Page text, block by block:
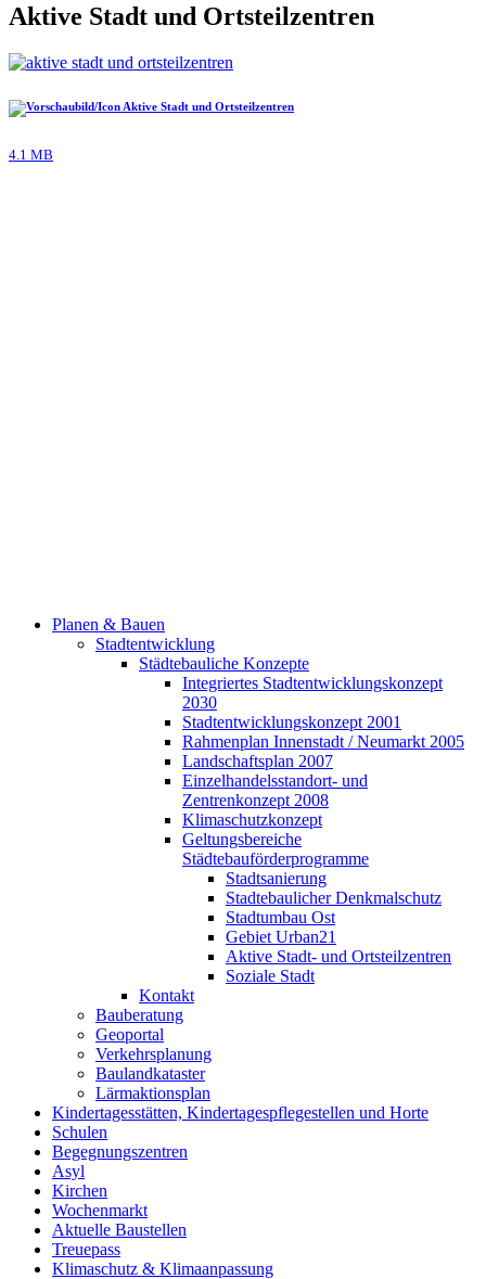
Aktive Stadt und Ortsteilzentren
Aktive Stadt und Ortsteilzentren
4.1 MB
Planen & Bauen
Stadtentwicklung
Städtebauliche Konzepte
Integriertes Stadtentwicklungskonzept
2030
Stadtentwicklungskonzept 2001
Rahmenplan Innenstadt / Neumarkt 2005
Landschaftsplan 2007
Einzelhandelsstandort- und
Zentrenkonzept 2008
Klimaschutzkonzept
Geltungsbereiche
Städtebauförderprogramme
Stadtsanierung
Stadtebaulicher Denkmalschutz
Stadtumbau Ost
Gebiet Urban21
Aktive Stadt- und Ortsteilzentren
Soziale Stadt
Kontakt
Bauberatung
Geoportal
Verkehrsplanung
Baulandkataster
Lärmaktionsplan
Kindertagesstätten, Kindertagespflegestellen und Horte
Schulen
Begegnungszentren
Asyl
Kirchen
Wochenmarkt
Aktuelle Baustellen
Treuepass
Klimaschutz & Klimaanpassung